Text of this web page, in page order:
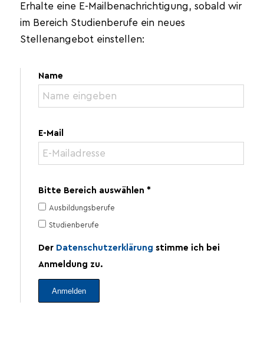
Erhalte eine E-Mailbenachrichtigung, sobald wir
im Bereich Studienberufe ein neues
Stellenangebot einstellen:
Name
E-Mail
Bitte Bereich auswählen *
Ausbildungsberufe
Studienberufe
Der Datenschutzerklärung stimme ich bei
Anmeldung zu.